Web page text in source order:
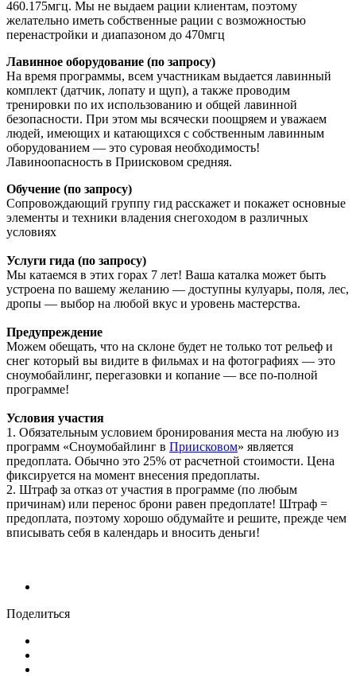
460.175мгц. Мы не выдаем рации клиентам, поэтому
желательно иметь собственные рации с возможностью
перенастройки и диапазоном до 470мгц
Лавинное оборудование (по запросу)
На время программы, всем участникам выдается лавинный
комплект (датчик, лопату и щуп), а также проводим
тренировки по их использованию и общей лавинной
безопасности. При этом мы всячески поощряем и уважаем
людей, имеющих и катающихся с собственным лавинным
оборудованием — это суровая необходимость!
Лавиноопасность в Приисковом средняя.
Обучение (по запросу)
Сопровождающий группу гид расскажет и покажет основные
элементы и техники владения снегоходом в различных
условиях
Услуги гида (по запросу)
Мы катаемся в этих горах 7 лет! Ваша каталка может быть
устроена по вашему желанию — доступны кулуары, поля, лес,
дропы — выбор на любой вкус и уровень мастерства.
Предупреждение
Можем обещать, что на склоне будет не только тот рельеф и
снег который вы видите в фильмах и на фотографиях — это
сноумобайлинг, перегазовки и копание — все по-полной
программе!
Условия участия
1. Обязательным условием бронирования места на любую из
программ «Сноумобайлинг в Приисковом» является
предоплата. Обычно это 25% от расчетной стоимости. Цена
фиксируется на момент внесения предоплаты.
2. Штраф за отказ от участия в программе (по любым
причинам) или перенос брони равен предоплате! Штраф =
предоплата, поэтому хорошо обдумайте и решите, прежде чем
вписывать себя в календарь и вносить деньги!
Поделиться